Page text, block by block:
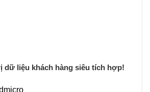
dữ liệu khách hàng siêu tích hợp!